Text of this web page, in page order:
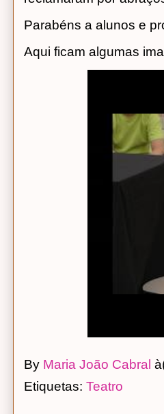
Parabéns a alunos e
Aqui ficam algumas
By Maria João Cabral
Etiquetas: Teatro